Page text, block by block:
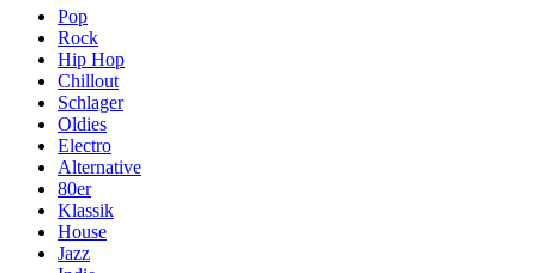
Pop
Rock
Hip Hop
Chillout
Schlager
Oldies
Electro
Alternative
80er
Klassik
House
Jazz